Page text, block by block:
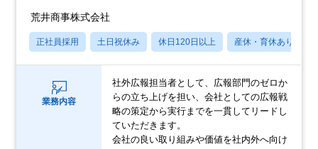
荒井商事株式会社
正社員採用 土日祝休み 休日120日以上 産休・育休あり
業務内容
社外広報担当者として、広報部門のゼロか
らの立ち上げを担い、会社としての広報戦
略の策定から実行までを一貫してリードし
ていただきます。
会社の良い取り組みや価値を社内外へ向け